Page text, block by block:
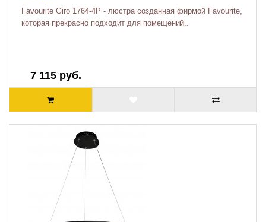
Favourite Giro 1764-4P - люстра созданная фирмой Favourite,
которая прекрасно подходит для помещений..
7 115 руб.